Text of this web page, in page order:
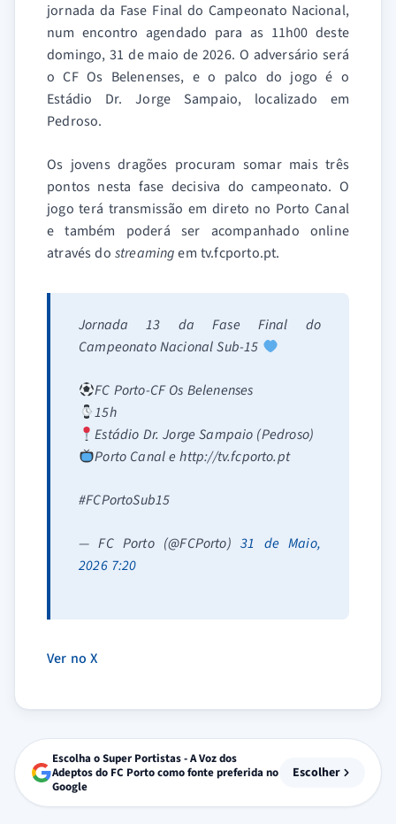
jornada da Fase Final do Campeonato Nacional,
num encontro agendado para as 11h00 deste
domingo, 31 de maio de 2026. O adversário será
o CF Os Belenenses, e o palco do jogo é o
Estádio Dr. Jorge Sampaio, localizado em
Pedroso.
Os jovens dragões procuram somar mais três
pontos nesta fase decisiva do campeonato. O
jogo terá transmissão em direto no Porto Canal
e também poderá ser acompanhado online
através do streamingem tv.fcporto.pt.
Jornada 13 da Fase Final do
Campeonato Nacional Sub-15
FC Porto-CF Os Belenenses
15h
Estádio Dr. Jorge Sampaio (Pedroso)
Porto Canal e http://tv.fcporto.pt
#FCPortoSub15
— FC Porto (@FCPorto) 31 de Maio,
2026 7:20
Ver no X
Escolha o Super Portistas - A Voz dos
Adeptos do FC Porto como fonte preferida no
Google
Escolher